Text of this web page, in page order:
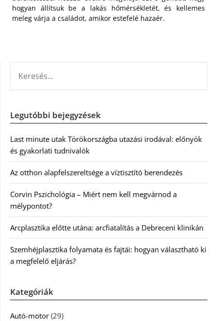
hogyan állítsuk be a lakás hőmérsékletét, és kellemes
meleg várja a családot, amikor estefelé hazaér.
Legutóbbi bejegyzések
Last minute utak Törökországba utazási irodával: előnyök
és gyakorlati tudnivalók
Az otthon alapfelszereltsége a víztisztító berendezés
Corvin Pszichológia – Miért nem kell megvárnod a
mélypontot?
Arcplasztika előtte utána: arcfiatalítás a Debreceni klinikán
Szemhéjplasztika folyamata és fajtái: hogyan választható ki
a megfelelő eljárás?
Kategóriák
Autó-motor (29)